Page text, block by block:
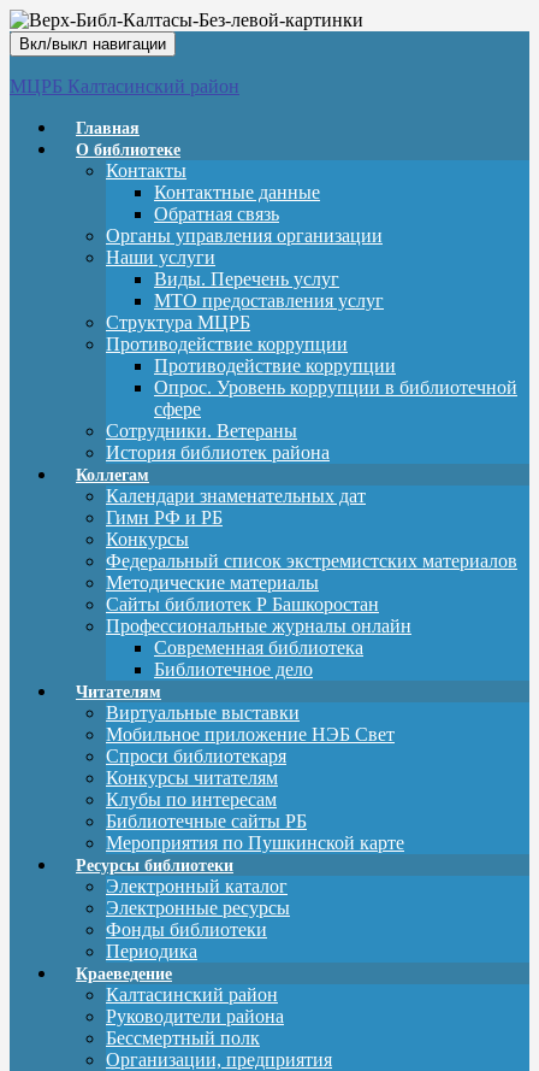
Вкл/выкл навигации
МЦРБ Калтасинский район
Главная
О библиотеке
Контакты
Контактные данные
Обратная связь
Органы управления организации
Наши услуги
Виды. Перечень услуг
МТО предоставления услуг
Структура МЦРБ
Противодействие коррупции
Противодействие коррупции
Опрос. Уровень коррупции в библиотечной
сфере
Сотрудники. Ветераны
История библиотек района
Коллегам
Календари знаменательных дат
Гимн РФ и РБ
Конкурсы
Федеральный список экстремистских материалов
Методические материалы
Сайты библиотек Р Башкоростан
Профессиональные журналы онлайн
Современная библиотека
Библиотечное дело
Читателям
Виртуальные выставки
Мобильное приложение НЭБ Свет
Спроси библиотекаря
Конкурсы читателям
Клубы по интересам
Библиотечные сайты РБ
Мероприятия по Пушкинской карте
Ресурсы библиотеки
Электронный каталог
Электронные ресурсы
Фонды библиотеки
Периодика
Краеведение
Калтасинский район
Руководители района
Бессмертный полк
Организации, предприятия